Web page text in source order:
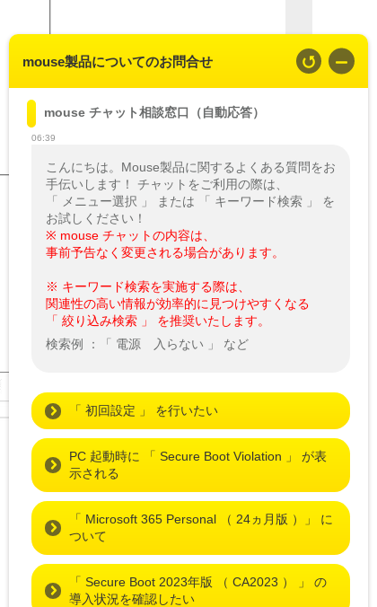
mouse製品についてのお問合せ
mouse チャット相談窓口（自動応答）
06:39
こんにちは。Mouse製品に関するよくある質問をお
手伝いします！ チャットをご利用の際は、
「 メニュー選択 」 または 「 キーワード検索 」 を
※ mouse チャットの内容は、
事前予告なく変更される場合があります。
※ キーワード検索を実施する際は、
関連性の高い情報が効率的に見つけやすくなる
「 絞り込み検索 」 を推奨いたします。
検索例 ：「 電源　入らない 」 など
「 初回設定 」 を行いたい
PC 起動時に 「 Secure Boot Violation 」 が表
示される
「 Microsoft 365 Personal （ 24ヵ月版 ）」 に
ついて
「 Secure Boot 2023年版 （ CA2023 ） 」 の
導入状況を確認したい